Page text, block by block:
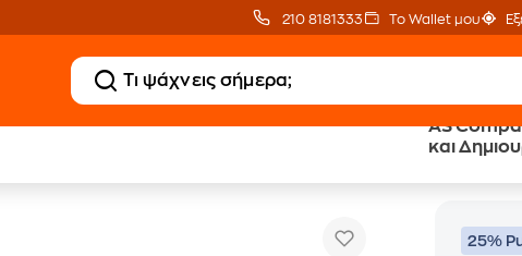
210 8181333 Το Wallet μου
AS
και
AS Company Clementoni Μαθαίνω και Δημιουργώ
25%